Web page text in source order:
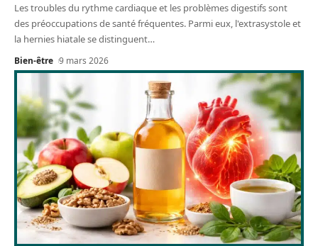
Les troubles du rythme cardiaque et les problèmes digestifs sont
des préoccupations de santé fréquentes. Parmi eux, l'extrasystole et
la hernies hiatale se distinguent…
Bien-être 9 mars 2026